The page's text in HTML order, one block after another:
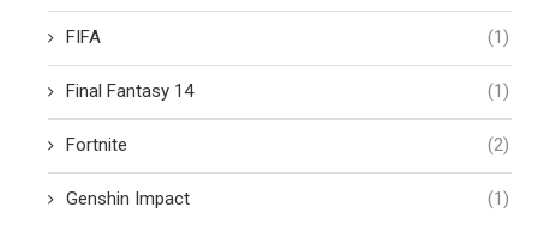
FIFA (1)
Final Fantasy 14 (1)
Fortnite (2)
Genshin Impact (1)